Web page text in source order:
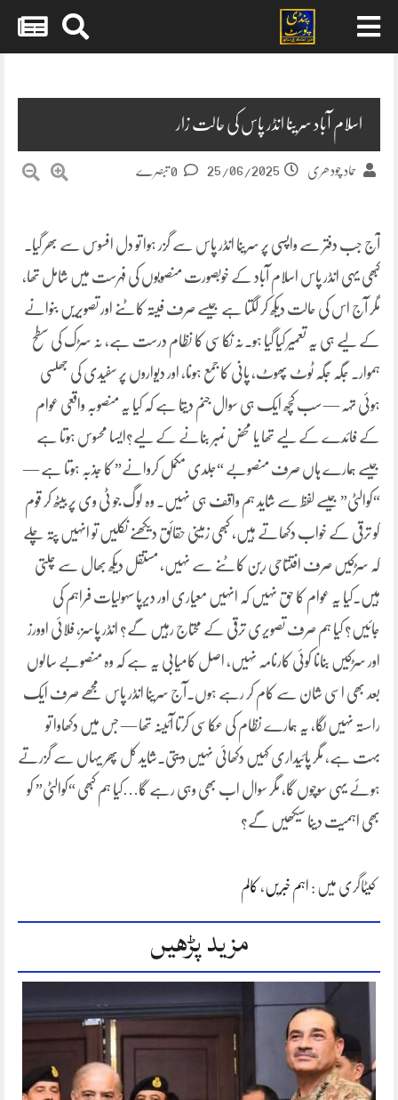
اسلام آباد سرینا انڈر پاس کی حالت زار
حماد چودھری 25/06/2025
آج جب دفتر سے واپسی پر سرینا انڈر پاس سے گزر ہوا تو دل افسوس سے بھر گیا۔
کبھی یہی انڈر پاس اسلام آباد کے خوبصورت منصوبوں کی فہرست میں شامل تھا،
مگر آج اس کی حالت دیکھ کر لگتا ہے جیسے صرف فیتہ کاٹنے اور تصویریں بنوانے
کے لیے ہی یہ تعمیر کیا گیا ہو۔نہ نکاسی کا نظام درست ہے، نہ سڑک کی سطح
ہموار۔ جگہ جگہ ٹوٹ پھوٹ، پانی کا جمع ہونا، اور دیواروں پر سفیدی کی جھلسی
ہوئی تہہ — سب کچھ ایک ہی سوال جنم دیتا ہے کہ کیا یہ منصوبہ واقعی عوام
کے فائدے کے لیے تھا یا محض نمبر بنانے کے لیے؟ایسا محسوس ہوتا ہے
جیسے ہمارے ہاں صرف منصوبے “جلدی مکمل کروانے” کا جذبہ ہوتا ہے —
“کوالٹی” جیسے لفظ سے شاید ہم واقف ہی نہیں۔ وہ لوگ جو ٹی وی پر بیٹھ کر قوم
کو ترقی کے خواب دکھاتے ہیں، کبھی زمینی حقائق دیکھنے نکلیں تو انہیں پتہ چلے
کہ سڑکیں صرف افتتاحی ربن کاٹنے سے نہیں، مستقل دیکھ بھال سے چلتی
ہیں۔کیا یہ عوام کا حق نہیں کہ انہیں معیاری اور دیرپا سہولیات فراہم کی
جائیں؟ کیا ہم صرف تصویری ترقی کے محتاج رہیں گے؟ انڈر پاسز، فلائی اوورز
اور سڑکیں بنانا کوئی کارنامہ نہیں، اصل کامیابی یہ ہے کہ وہ منصوبے سالوں
بعد بھی اسی شان سے کام کر رہے ہوں۔آج سرینا انڈر پاس مجھے صرف ایک
راستہ نہیں لگا، یہ ہمارے نظام کی عکاسی کرتا آئینہ تھا — جس میں دکھاوا تو
بہت ہے، مگر پائیداری کہیں دکھائی نہیں دیتی۔شاید کل پھر یہاں سے گزرتے
ہوئے یہی سوچوں گا، مگر سوال اب بھی وہی رہے گا…کیا ہم کبھی “کوالٹی” کو
بھی اہمیت دینا سیکھیں گے؟
کیٹاگری میں : اہم خبریں ، کالم
مزید پڑھیں